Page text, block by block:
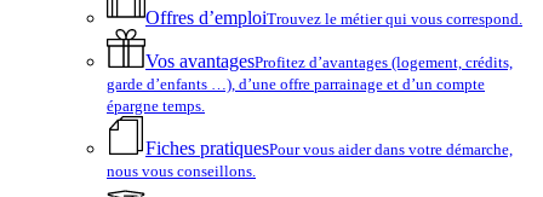
Offres d’emploiTrouvez le métier qui vous correspond.
Vos avantagesProfitez d’avantages (logement, crédits,
garde d’enfants …), d’une offre parrainage et d’un compte
épargne temps.
Fiches pratiquesPour vous aider dans votre démarche,
nous vous conseillons.